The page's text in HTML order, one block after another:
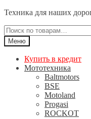
Техника для наших
Искать:
Меню
Купить в кредит
Мототехника
Baltmotors
BSE
Motoland
Progasi
ROCKOT